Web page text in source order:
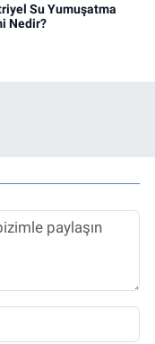
Su Yumuşatma
Nedir?